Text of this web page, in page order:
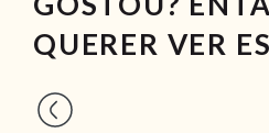
QUERER VER